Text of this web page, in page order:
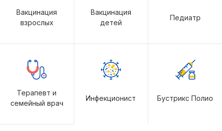
Вакцинация
взрослых
Вакцинация
детей
Педиатр
Терапевт и
семейный врач
Инфекционист Бустрикс Полио